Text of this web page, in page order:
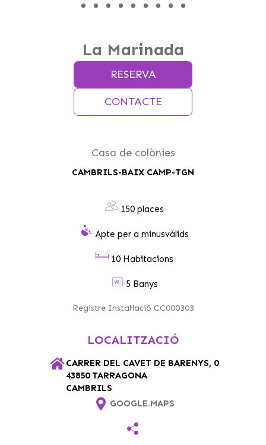
La Marinada
RESERVA
CONTACTE
Casa de colònies
CAMBRILS-BAIX CAMP-TGN
150 places
Apte per a minusvàlids
10 Habitacions
5 Banys
Registre Instal·lació CC000303
LOCALITZACIÓ
CARRER DEL CAVET DE BARENYS, 0
43850 TARRAGONA
CAMBRILS
GOOGLE.MAPS